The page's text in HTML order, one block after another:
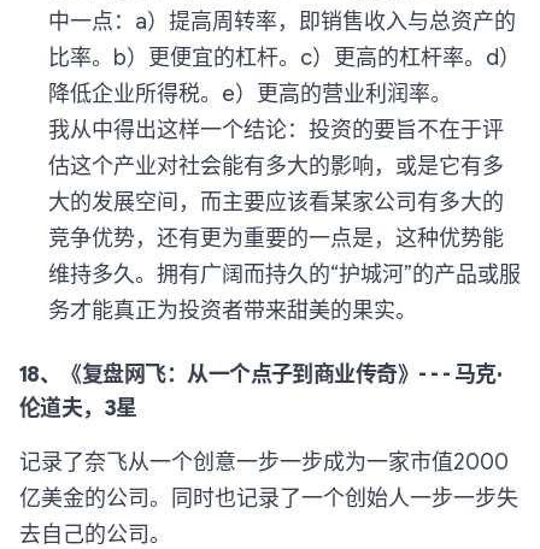
中一点：a）提高周转率，即销售收入与总资产的
比率。b）更便宜的杠杆。c）更高的杠杆率。d）
降低企业所得税。e）更高的营业利润率。
我从中得出这样一个结论：投资的要旨不在于评
估这个产业对社会能有多大的影响，或是它有多
大的发展空间，而主要应该看某家公司有多大的
竞争优势，还有更为重要的一点是，这种优势能
维持多久。拥有广阔而持久的“护城河”的产品或服
务才能真正为投资者带来甜美的果实。
18、《复盘网飞：从一个点子到商业传奇》- - - 马克·
伦道夫，3星
记录了奈飞从一个创意一步一步成为一家市值2000
亿美金的公司。同时也记录了一个创始人一步一步失
去自己的公司。